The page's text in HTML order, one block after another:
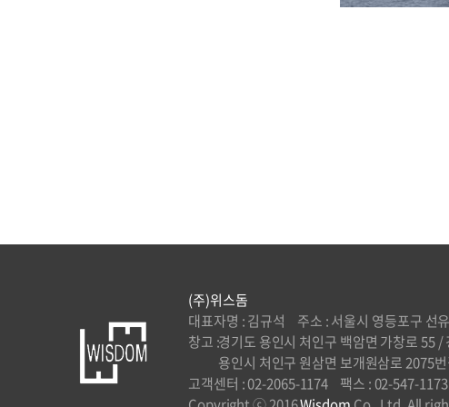
(주)위스돔
대표자명 : 김규석
주소 : 서울시 영등포구 선
창고 :경기도 용인시 처인구 백암면 가창로 55
용인시 처인구 원삼면 보개원삼로 2075
고객센터 : 02-2065-1174
팩스 : 02-547-1173